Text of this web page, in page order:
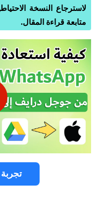
متابعة قراءة المقال.